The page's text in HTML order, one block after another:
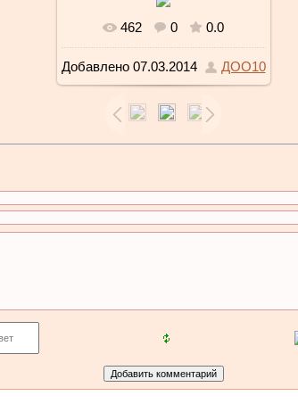
В реальном размере 800x533
402.7Kb
462 0 0.0
Добавлено07.03.2014 ДОО10